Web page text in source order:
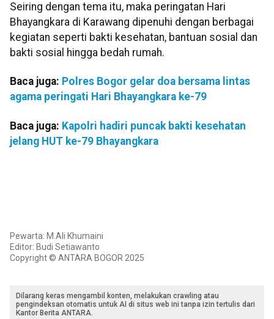
Seiring dengan tema itu, maka peringatan Hari
Bhayangkara di Karawang dipenuhi dengan berbagai
kegiatan seperti bakti kesehatan, bantuan sosial dan
bakti sosial hingga bedah rumah.
Baca juga: Polres Bogor gelar doa bersama lintas
agama peringati Hari Bhayangkara ke-79
Baca juga: Kapolri hadiri puncak bakti kesehatan
jelang HUT ke-79 Bhayangkara
Pewarta: M.Ali Khumaini
Editor: Budi Setiawanto
Copyright © ANTARA BOGOR 2025
Dilarang keras mengambil konten, melakukan crawling atau
pengindeksan otomatis untuk AI di situs web ini tanpa izin tertulis dari
Kantor Berita ANTARA.